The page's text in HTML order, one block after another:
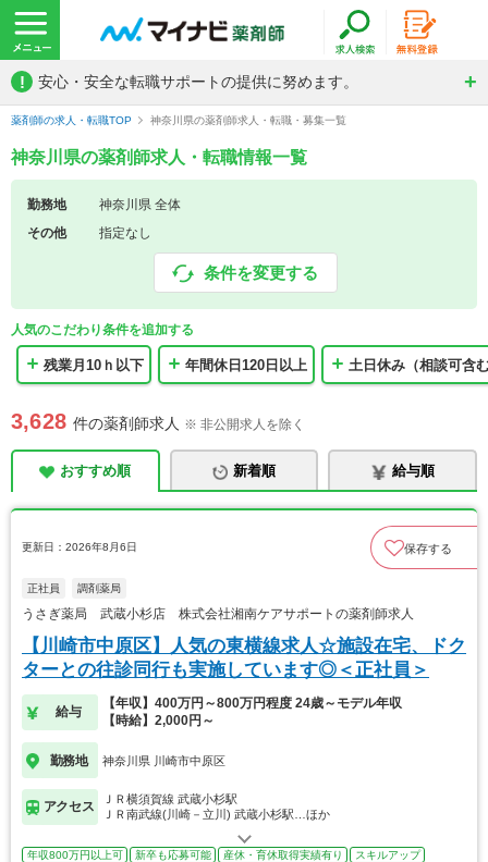
! 安心・安全な転職サポートの提供に努めます。
薬剤師の求人・転職TOP 神奈川県の薬剤師求人・転職・募集一覧
神奈川県の薬剤師求人・転職情報一覧
勤務地
神奈川県 全体
その他
指定なし
条件を変更する
人気のこだわり条件を追加する
残業月10ｈ以下 年間休日120日以上 土日休み（相談可含
3,628 件の薬剤師求人 ※ 非公開求人を除く
おすすめ順 新着順 給与順
更新日：2026年8月6日 保存する
正社員 調剤薬局
うさぎ薬局 武蔵小杉店 株式会社湘南ケアサポートの薬剤師求人
【川崎市中原区】人気の東横線求人☆施設在宅、ドク
ターとの往診同行も実施しています◎＜正社員＞
給与
【年収】400万円～800万円程度 24歳～モデル年収
【時給】2,000円～
勤務地 神奈川県 川崎市中原区
アクセス
ＪＲ横須賀線 武蔵小杉駅
ＪＲ南武線(川崎－立川) 武蔵小杉駅…ほか
年収800万円以上可 新卒も応募可能 産休・育休取得実績有り
スキルアップ